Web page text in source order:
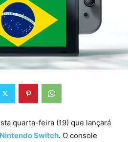
quarta-feira (19) que lançará
Nintendo Switch. O console